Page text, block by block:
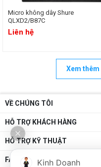
Micro không dây Shure
QLXD2/B87C
Liên hệ
Xem thêm
VỀ CHÚNG TÔI
HỖ TRỢ KHÁCH HÀNG
HỖ TRỢ KỸ THUẬT
FANPAGE Kinh Doanh